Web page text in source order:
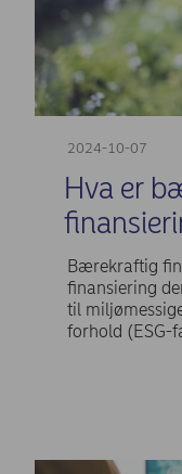
2024-10-07
Hva er
Bærekraftig
finansiering
til
forhold (ESG-